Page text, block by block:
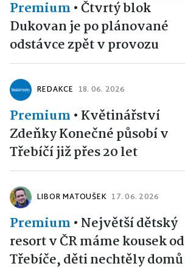
Premium •Čtvrtý blok
Dukovan je po plánované
odstávce zpět v provozu
REDAKCE 18. 06. 2026
Premium • Květinářství
Zdeňky Konečné působí v
Třebíčí již přes 20 let
LIBOR MATOUŠEK 17. 06. 2026
Premium • Největší dětský
resort v ČR máme kousek od
Třebíče, děti nechtěly domů